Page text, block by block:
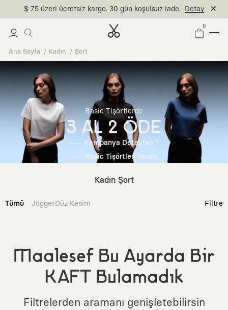
$ 75 üzeri ücretsiz kargo. 30 gün koşulsuz iade. Detay
0
Ana Sayfa Kadın Şort
Basic Tişörtlerde
3 AL 2 ÖDE
Kampanya Detayları *
Basic Tişörtleri İncele
Kadın Şort
Tümü JoggerDüz Kesim Filtre
Maalesef Bu Ayarda Bir
KAFT Bulamadık
Filtrelerden aramanı genişletebilirsin